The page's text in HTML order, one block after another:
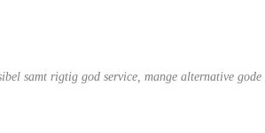
samt rigtig god service, mange alternative